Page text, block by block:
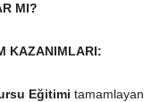
MI?
KAZANIMLARI:
Eğitimi tamamlayan